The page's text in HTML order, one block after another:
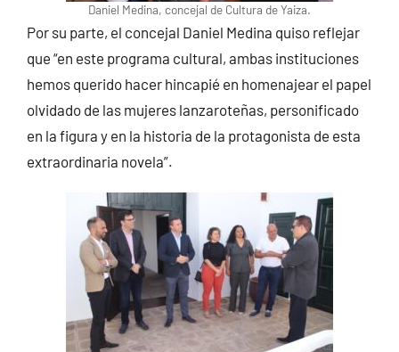
Daniel Medina, concejal de Cultura de Yaiza.
Por su parte, el concejal Daniel Medina quiso reflejar
que “en este programa cultural, ambas instituciones
hemos querido hacer hincapié en homenajear el papel
olvidado de las mujeres lanzaroteñas, personificado
en la figura y en la historia de la protagonista de esta
extraordinaria novela”.